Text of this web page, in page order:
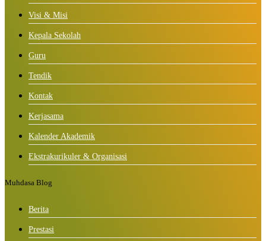
Visi & Misi
Kepala Sekolah
Guru
Tendik
Kontak
Kerjasama
Kalender Akademik
Ekstrakurikuler & Organisasi
Muhdasa Blog
Berita
Prestasi